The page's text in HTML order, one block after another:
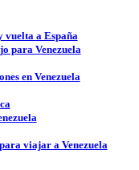
vuelta a España
para Venezuela
en Venezuela
viajar a Venezuela